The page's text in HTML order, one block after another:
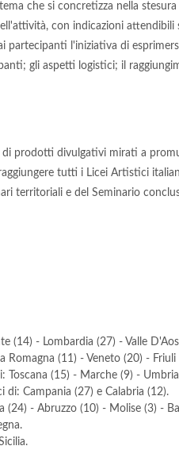
che si concretizza nella
con indicazioni attendibili
l'iniziativa di
gli aspetti logistici; il
di prodotti divulgativi mirati a
tutti i Licei Artistici
territoriali e del Seminario
(14) - Lombardia (27) - Valle
(11) - Veneto (20) - Friuli
(15) - Marche (9) -
Campania (27) e Calabria (12).
- Abruzzo (10) - Molise (3) -